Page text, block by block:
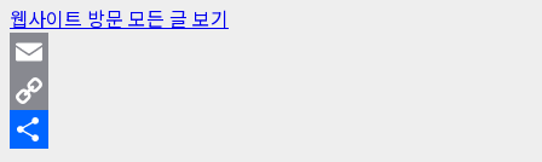
웹사이트 방문 모든 글 보기
Email
Copy